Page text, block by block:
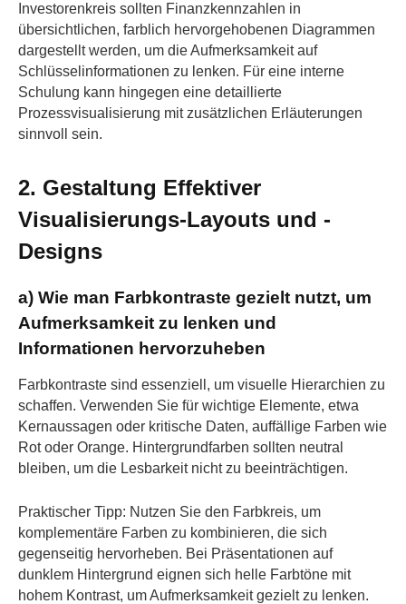
Investorenkreis sollten Finanzkennzahlen in
übersichtlichen, farblich hervorgehobenen Diagrammen
dargestellt werden, um die Aufmerksamkeit auf
Schlüsselinformationen zu lenken. Für eine interne
Schulung kann hingegen eine detaillierte
Prozessvisualisierung mit zusätzlichen Erläuterungen
sinnvoll sein.
2. Gestaltung Effektiver
Visualisierungs-Layouts und -
Designs
a) Wie man Farbkontraste gezielt nutzt, um
Aufmerksamkeit zu lenken und
Informationen hervorzuheben
Farbkontraste sind essenziell, um visuelle Hierarchien zu
schaffen. Verwenden Sie für wichtige Elemente, etwa
Kernaussagen oder kritische Daten, auffällige Farben wie
Rot oder Orange. Hintergrundfarben sollten neutral
bleiben, um die Lesbarkeit nicht zu beeinträchtigen.
Praktischer Tipp: Nutzen Sie den Farbkreis, um
komplementäre Farben zu kombinieren, die sich
gegenseitig hervorheben. Bei Präsentationen auf
dunklem Hintergrund eignen sich helle Farbtöne mit
hohem Kontrast, um Aufmerksamkeit gezielt zu lenken.